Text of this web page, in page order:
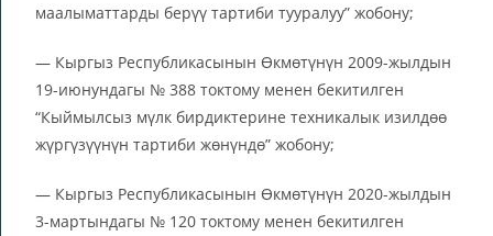
маалыматтарды берүү тартиби тууралуу” жобону;
— Кыргыз Республикасынын Өкмөтүнүн 2009-жылдын
19-июнундагы № 388 токтому менен бекитилген
“Кыймылсыз мүлк бирдиктерине техникалык изилдөө
жүргүзүүнүн тартиби жөнүндө” жобону;
— Кыргыз Республикасынын Өкмөтүнүн 2020-жылдын
3-мартындагы № 120 токтому менен бекитилген